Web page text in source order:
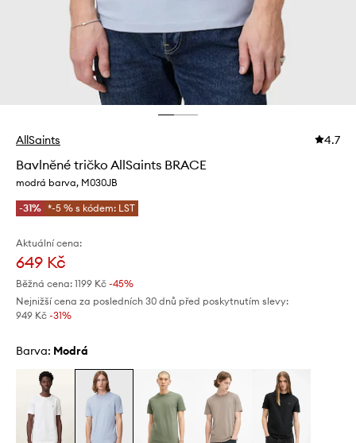
AllSaints 4.7
Bavlněné tričko AllSaints BRACE
modrá barva, M030JB
-31% *-5 % s kódem: LST
Aktuální cena:
649 Kč
Běžná cena: 1199 Kč -45%
Nejnižší cena za posledních 30 dnů před poskytnutím slevy:
949 Kč -31%
Barva: modrá